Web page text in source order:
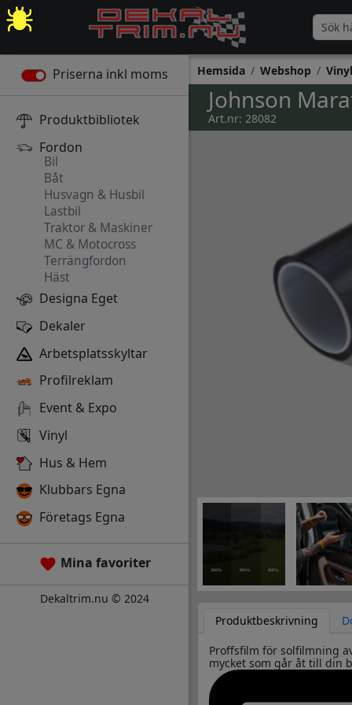
Priserna inkl moms
Produktbibliotek
Fordon
Bil
Båt
Husvagn & Husbil
Lastbil
Traktor & Maskiner
MC & Motocross
Terrängfordon
Häst
Designa Eget
Dekaler
Arbetsplatsskyltar
Profilreklam
Event & Expo
Vinyl
Hus & Hem
Klubbars Egna
Företags Egna
Mina favoriter
Dekaltrim.nu © 2024
Hemsida Webshop Vinyl
Johnson
Art.nr: 28082
Produktbeskrivning
Proffsfilm för solfilmning
mycket som går åt till din